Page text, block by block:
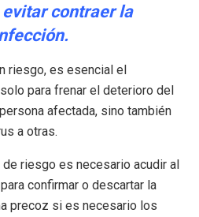
contraer la
riesgo, es esencial el
para frenar el deterioro del
afectada, sino también
a otras.
riesgo es necesario acudir al
confirmar o descartar la
precoz si es necesario los